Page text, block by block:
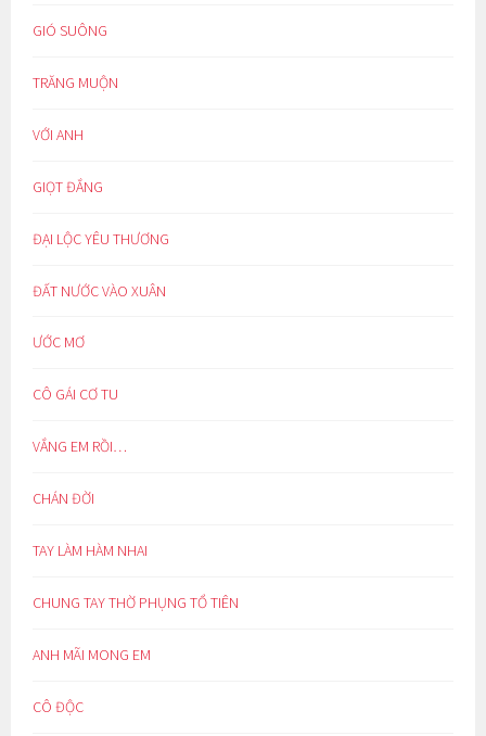
GIÓ SUÔNG
TRĂNG MUỘN
VỚI ANH
GIỌT ĐẮNG
ĐẠI LỘC YÊU THƯƠNG
ĐẤT NƯỚC VÀO XUÂN
ƯỚC MƠ
CÔ GÁI CƠ TU
VẮNG EM RỒI…
CHÁN ĐỜI
TAY LÀM HÀM NHAI
CHUNG TAY THỜ PHỤNG TỔ TIÊN
ANH MÃI MONG EM
CÔ ĐỘC